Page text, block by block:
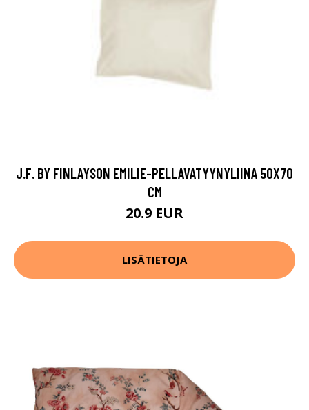
J.F. BY FINLAYSON EMILIE-PELLAVATYYNYLIINA 50X70
CM
20.9 EUR
LISÄTIETOJA